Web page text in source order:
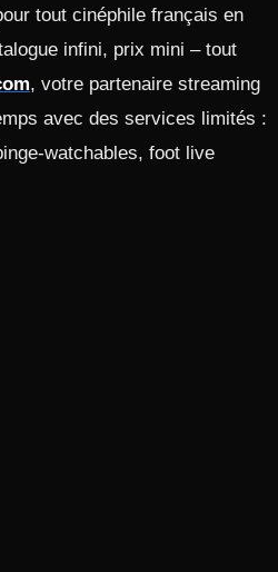
tout cinéphile français en
infini, prix mini – tout
, votre partenaire streaming
avec des services limités :
watchables, foot live